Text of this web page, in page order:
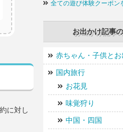
に対し
全ての遊び体験クーポン
お出かけ記事
赤ちゃん・子供とお
国内旅行
お花見
味覚狩り
中国・四国